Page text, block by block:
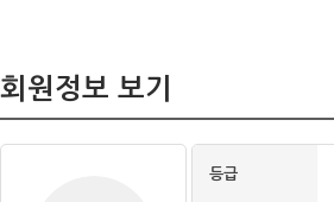
회원정보 보기
등급